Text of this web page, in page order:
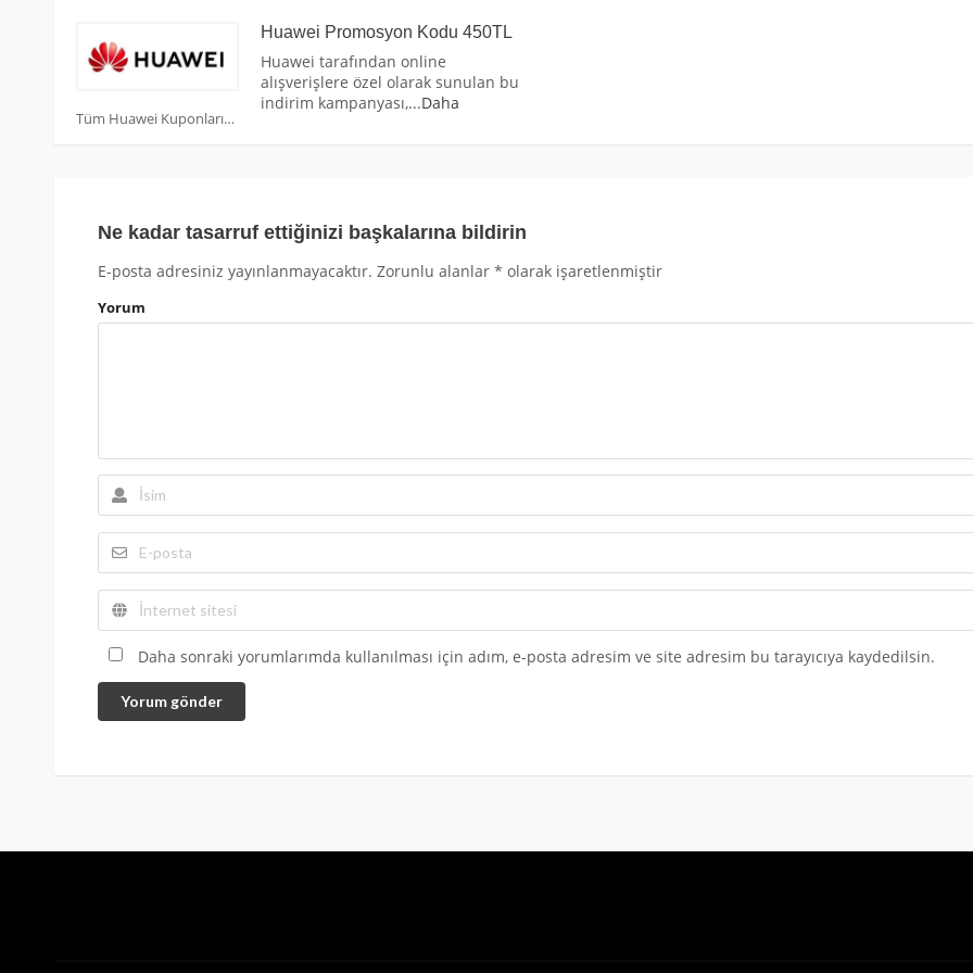
Tüm Huawei Kuponları
Huawei Promosyon Kodu 450TL
Huawei tarafından online
alışverişlere özel olarak sunulan bu
indirim kampanyası,...Daha
Ne kadar tasarruf ettiğinizi başkalarına bildirin
E-posta adresiniz yayınlanmayacaktır. Zorunlu alanlar * olarak işaretlenmiştir
Yorum
Daha sonraki yorumlarımda kullanılması için adım, e-posta adresim ve site adresim bu tarayıcıya kaydedilsin.
Yorum gönder